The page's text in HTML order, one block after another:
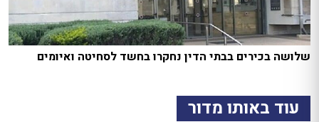
שלושה בכירים בבתי הדין נחקרו בחשד לסחיטה ואיומים
עוד באותו מדור